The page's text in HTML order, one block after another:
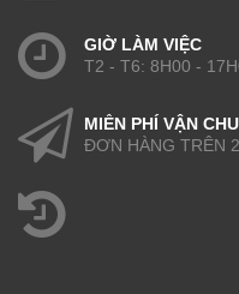
GIỜ LÀM VIỆC
T2 - T6: 8H00 -
MIỄN PHÍ VẬN
ĐƠN HÀNG TRÊN